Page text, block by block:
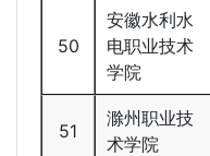
50
安徽水利水
电职业技术
学院
51
滁州职业技
术学院